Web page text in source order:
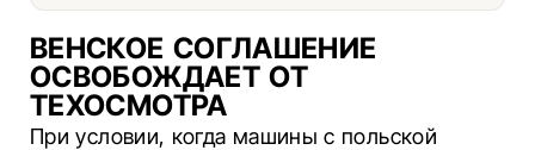
ВЕНСКОЕ СОГЛАШЕНИЕ
ОСВОБОЖДАЕТ ОТ
ТЕХОСМОТРА
При условии, когда машины с польской